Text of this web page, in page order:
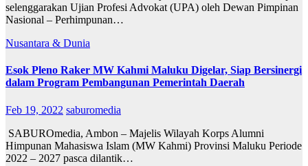
selenggarakan Ujian Profesi Advokat (UPA) oleh Dewan Pimpinan
Nasional – Perhimpunan…
Nusantara & Dunia
Esok Pleno Raker MW Kahmi Maluku Digelar, Siap Bersinergi
dalam Program Pembangunan Pemerintah Daerah
Feb 19, 2022 saburomedia
SABUROmedia, Ambon – Majelis Wilayah Korps Alumni
Himpunan Mahasiswa Islam (MW Kahmi) Provinsi Maluku Periode
2022 – 2027 pasca dilantik…